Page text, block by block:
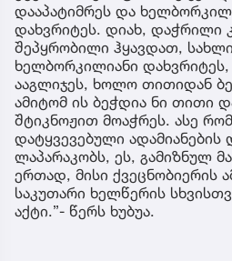
დააპატიმრეს და
დახვრიტეს. დიახ, დაჭრილი
შეპყრობილი ჰყავდათ,
ხელბორკილიანი
ააგლიჯეს, ხოლო თითიდან
ამიტომ ის ბეჭდია ნი თითი
შტიკნოჟით მოაჭრეს. ასე
დატყვევებული ადამიანების
ლაპარაკობს, ეს, გამიზნულ
ერთად, მისი ქვეცნობიერის
საკუთარი ხელწერის
აქტი.”- წერს ხუბუა.